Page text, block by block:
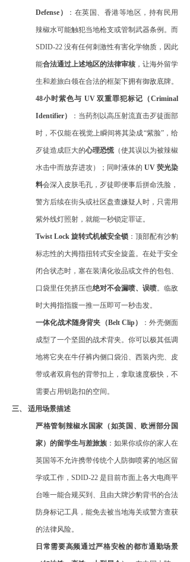
Defense） ：在英国、香港等地区，持有民用
辣椒水可能触犯当地枪支或管制武器条例。而
SDID-22 没有任何刺激性有害化学物质，因此
能合法通过上述地区的法律审核 ，让海外留学
生和差旅白领在合法的框架下拥有御敌底牌。
48小时紫色与 UV 双重罪犯标记（Criminal
Identifier） ：当药剂以高压射流直击歹徒面部
时，不仅能在视觉上瞬间将其染成“紫脸”，给
歹徒造成巨大的心理恐慌 （使其误以为被辣椒
水击中而放弃进攻）；同时液体的 UV 荧光染
料会深入皮肤毛孔，歹徒即便事后拼命洗脸，
警方后续在街头或社区盘查嫌疑人时，只需用
紫外线灯照射，就能一秒锁定罪证。
Twist Lock 旋转式机械安全锁 ：顶部配有沙豹
标志性的大拇指扭转式安全旋盖。在处于安全
闭合状态时，塞在装满化妆品或文件的包包、
口袋里任凭挤压也绝对不会漏喷、误喷。临敌
时大拇指指腹一推一压即可一秒击发。
一体化战术随身背夹（Belt Clip） ：外壳侧面
成型了一个坚固的战术背夹。你可以极其低调
地将它夹在牛仔裤内侧口袋沿、西装内兜、皮
带或者双肩包的背带扣上，拿取速度极快，不
需要占用钥匙扣的空间。
三、 适用场景描述
严格管制辣椒水国家（如英国、欧洲部分国
家）的留学生与差旅族 ：如果你或你的家人在
英国等不允许携带传统个人防御喷雾的地区留
学或工作， SDID-22 是目前市面上各大电商平
台唯一能合规买到、且由大牌沙豹背书的合法
防身标记工具，能免去被当地海关或警方查获
的法律风险。
日常需要高频通过严格安检的都市通勤场景